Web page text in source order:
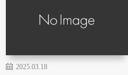
2025.03.18